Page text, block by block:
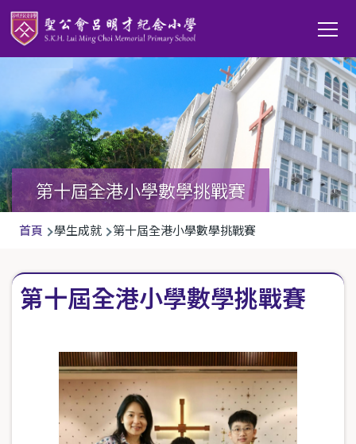
移至主內容
Main
第十屆全港小學數學挑戰賽
導
連
結
首頁 學生成就 第十屆全港小學數學挑戰賽
第十屆全港小學數學挑戰賽